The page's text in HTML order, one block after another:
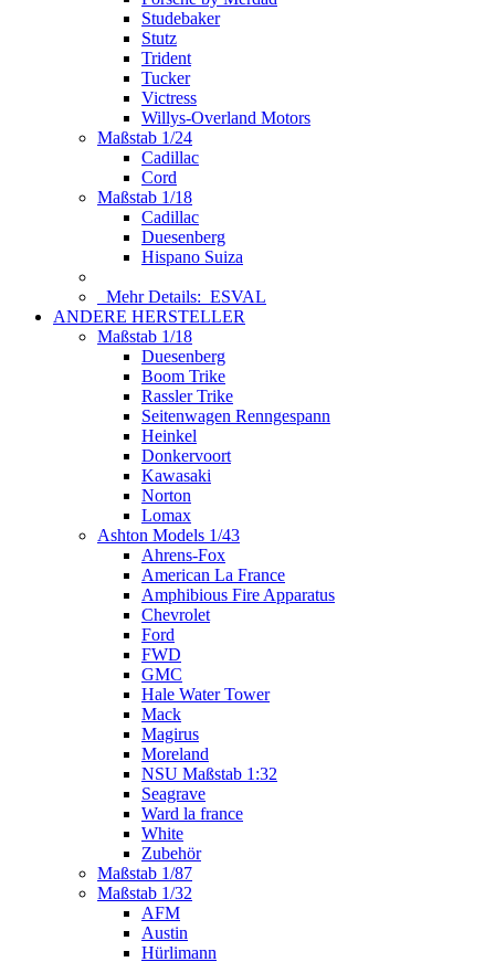
Studebaker
Stutz
Trident
Tucker
Victress
Willys-Overland Motors
Maßstab 1/24
Cadillac
Cord
Maßstab 1/18
Cadillac
Duesenberg
Hispano Suiza
Mehr Details: ESVAL
ANDERE HERSTELLER
Maßstab 1/18
Duesenberg
Boom Trike
Rassler Trike
Seitenwagen Renngespann
Heinkel
Donkervoort
Kawasaki
Norton
Lomax
Ashton Models 1/43
Ahrens-Fox
American La France
Amphibious Fire Apparatus
Chevrolet
Ford
FWD
GMC
Hale Water Tower
Mack
Magirus
Moreland
NSU Maßstab 1:32
Seagrave
Ward la france
White
Zubehör
Maßstab 1/87
Maßstab 1/32
AFM
Austin
Hürlimann